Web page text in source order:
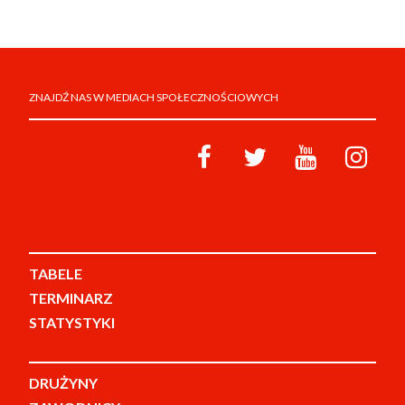
ZNAJDŹ NAS W MEDIACH SPOŁECZNOŚCIOWYCH
TABELE
TERMINARZ
STATYSTYKI
DRUŻYNY